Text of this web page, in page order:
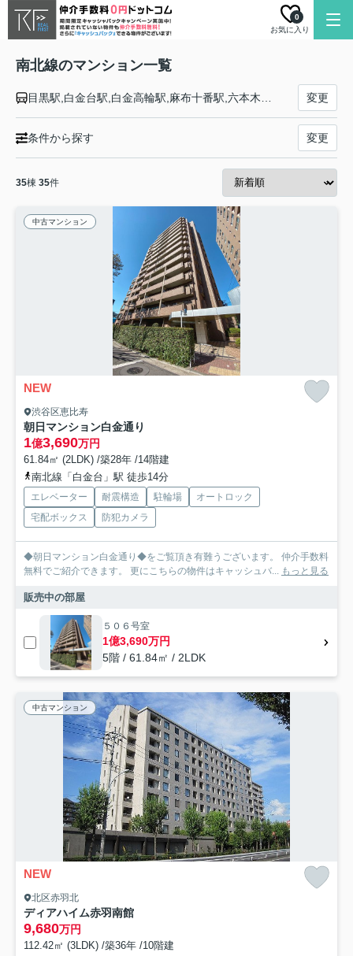
お気に入り
0
南北線のマンション一覧
変更
条件から探す 変更
35棟 35件
中古マンション
NEW
渋谷区恵比寿
朝日マンション白金通り
1億3,690万円
61.84㎡ (2LDK) /築28年 /14階建
南北線「白金台」駅 徒歩14分
エレベーター 耐震構造 駐輪場
オートロック
宅配ボックス
防犯カメラ
◆朝日マンション白金通り◆をご覧頂き有難うございます。 仲介手数料
無料でご紹介できます。 更にこちらの物件はキャッシュバ... もっと見る
販売中の部屋
５０６号室
1億3,690万円
5階 / 61.84㎡ / 2LDK
中古マンション
NEW
北区赤羽北
ディアハイム赤羽南館
9,680万円
112.42㎡ (3LDK) /築36年 /10階建